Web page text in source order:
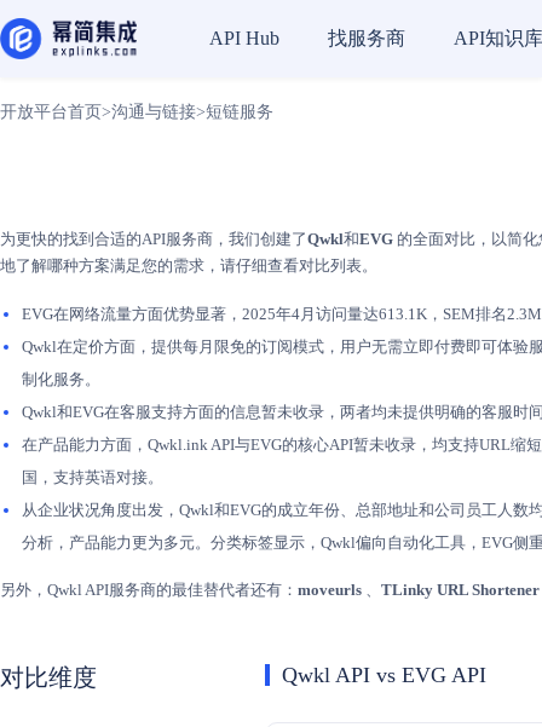
API Hub 找服务商 API知识库
开放平台首页 >沟通与链接>短链服务
为更快的找到合适的API服务商，我们创建了Qwkl和EVG 的全面对比，以简
地了解哪种方案满足您的需求，请仔细查看对比列表。
EVG在网络流量方面优势显著，2025年4月访问量达613.1K，SEM排名
Qwkl在定价方面，提供每月限免的订阅模式，用户无需立即付费即可体
制化服务。
Qwkl和EVG在客服支持方面的信息暂未收录，两者均未提供明确的客服
在产品能力方面，Qwkl.ink API与EVG的核心API暂未收录，均支持URL
国，支持英语对接。
从企业状况角度出发，Qwkl和EVG的成立年份、总部地址和公司员工人
分析，产品能力更为多元。分类标签显示，Qwkl偏向自动化工具，EVG侧
另外，Qwkl API服务商的最佳替代者还有： moveurls 、 TLinky URL Shortener
对比维度 Qwkl API vs EVG API